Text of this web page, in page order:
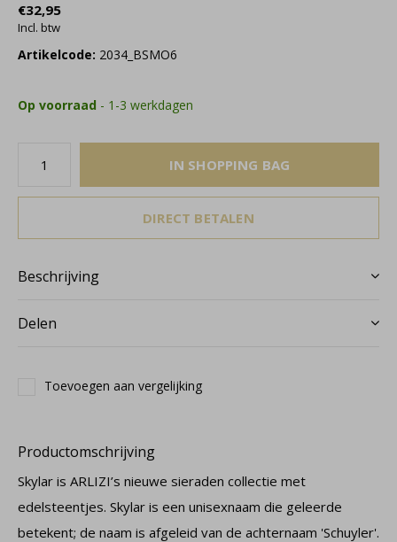
€32,95
Incl. btw
Artikelcode: 2034_BSMO6
Op voorraad - 1-3 werkdagen
IN SHOPPING BAG
DIRECT BETALEN
Beschrijving
Delen
Toevoegen aan vergelijking
Productomschrijving
Skylar is ARLIZI’s nieuwe sieraden collectie met
edelsteentjes. Skylar is een unisexnaam die geleerde
betekent; de naam is afgeleid van de achternaam 'Schuyler'.